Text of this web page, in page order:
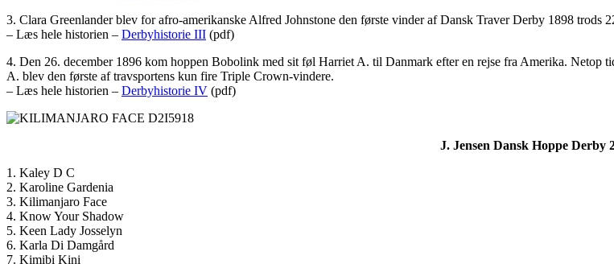
3. Clara Greenlander blev for afro-amerikanske Alfred Johnstone den første vinder af Dansk Traver Derby 1898 trods
– Læs hele historien – Derbyhistorie III (pdf)
4. Den 26. december 1896 kom hoppen Bobolink med sit føl Harriet A. til Danmark efter en rejse fra Amerika. Netop
A. blev den første af travsportens kun fire Triple Crown-vindere.
– Læs hele historien – Derbyhistorie IV (pdf)
J. Jensen Dansk Hoppe Derby
1. Kaley D C
2. Karoline Gardenia
3. Kilimanjaro Face
4. Know Your Shadow
5. Keen Lady Josselyn
6. Karla Di Damgård
7. Kimibi Kini